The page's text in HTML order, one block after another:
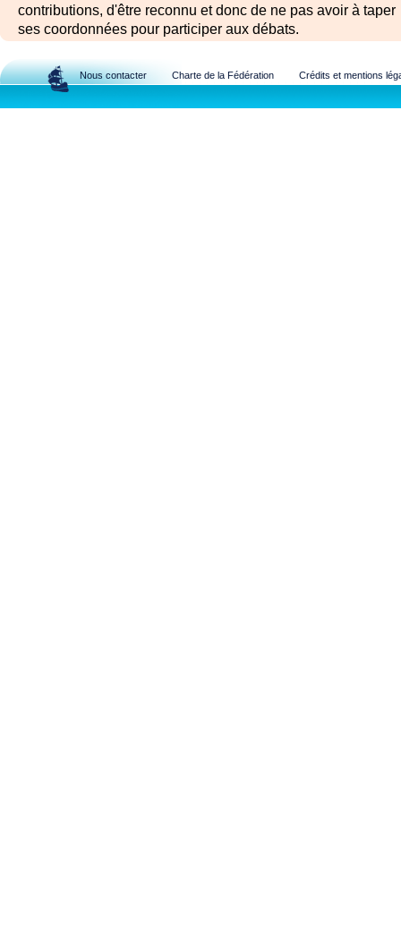
contributions, d'être reconnu et donc de ne pas avoir à taper
ses coordonnées pour participer aux débats.
Nous contacter Charte de la Fédération Crédits et mentions